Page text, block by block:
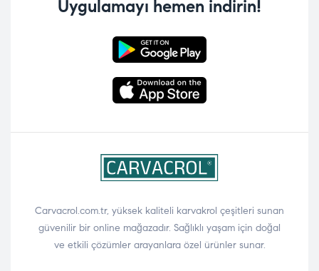
Uygulamayı hemen indirin!
Carvacrol.com.tr, yüksek kaliteli karvakrol çeşitleri sunan
güvenilir bir online mağazadır. Sağlıklı yaşam için doğal
ve etkili çözümler arayanlara özel ürünler sunar.